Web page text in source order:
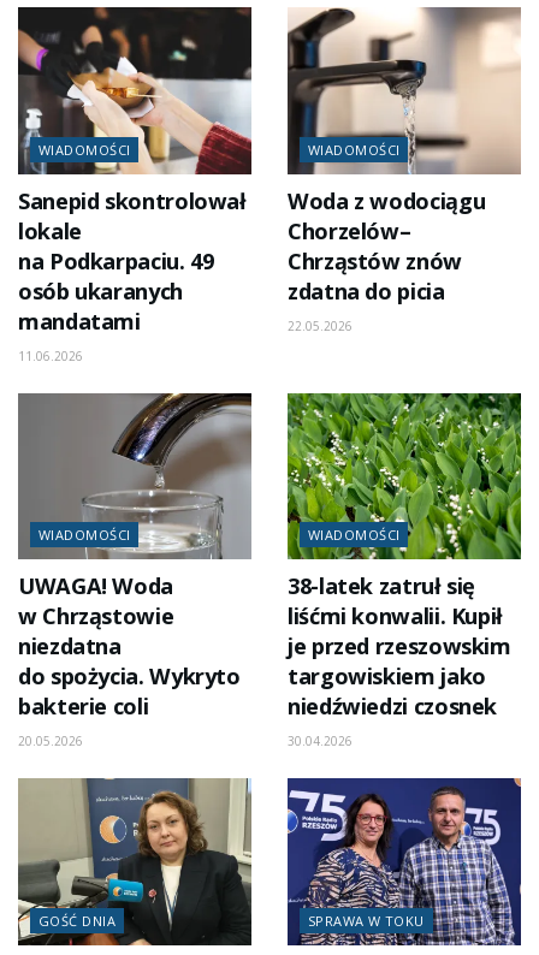
WIADOMOŚCI
Sanepid skontrolował
lokale
na Podkarpaciu. 49
osób ukaranych
mandatami
11.06.2026
WIADOMOŚCI
Woda z wodociągu
Chorzelów–
Chrząstów znów
zdatna do picia
22.05.2026
WIADOMOŚCI
UWAGA! Woda
w Chrząstowie
niezdatna
do spożycia. Wykryto
bakterie coli
20.05.2026
WIADOMOŚCI
38-latek zatruł się
liśćmi konwalii. Kupił
je przed rzeszowskim
targowiskiem jako
niedźwiedzi czosnek
30.04.2026
GOŚĆ DNIA SPRAWA W TOKU